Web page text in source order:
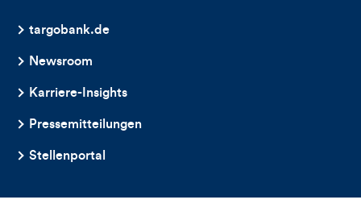
targobank.de
Newsroom
Karriere-Insights
Pressemitteilungen
Stellenportal